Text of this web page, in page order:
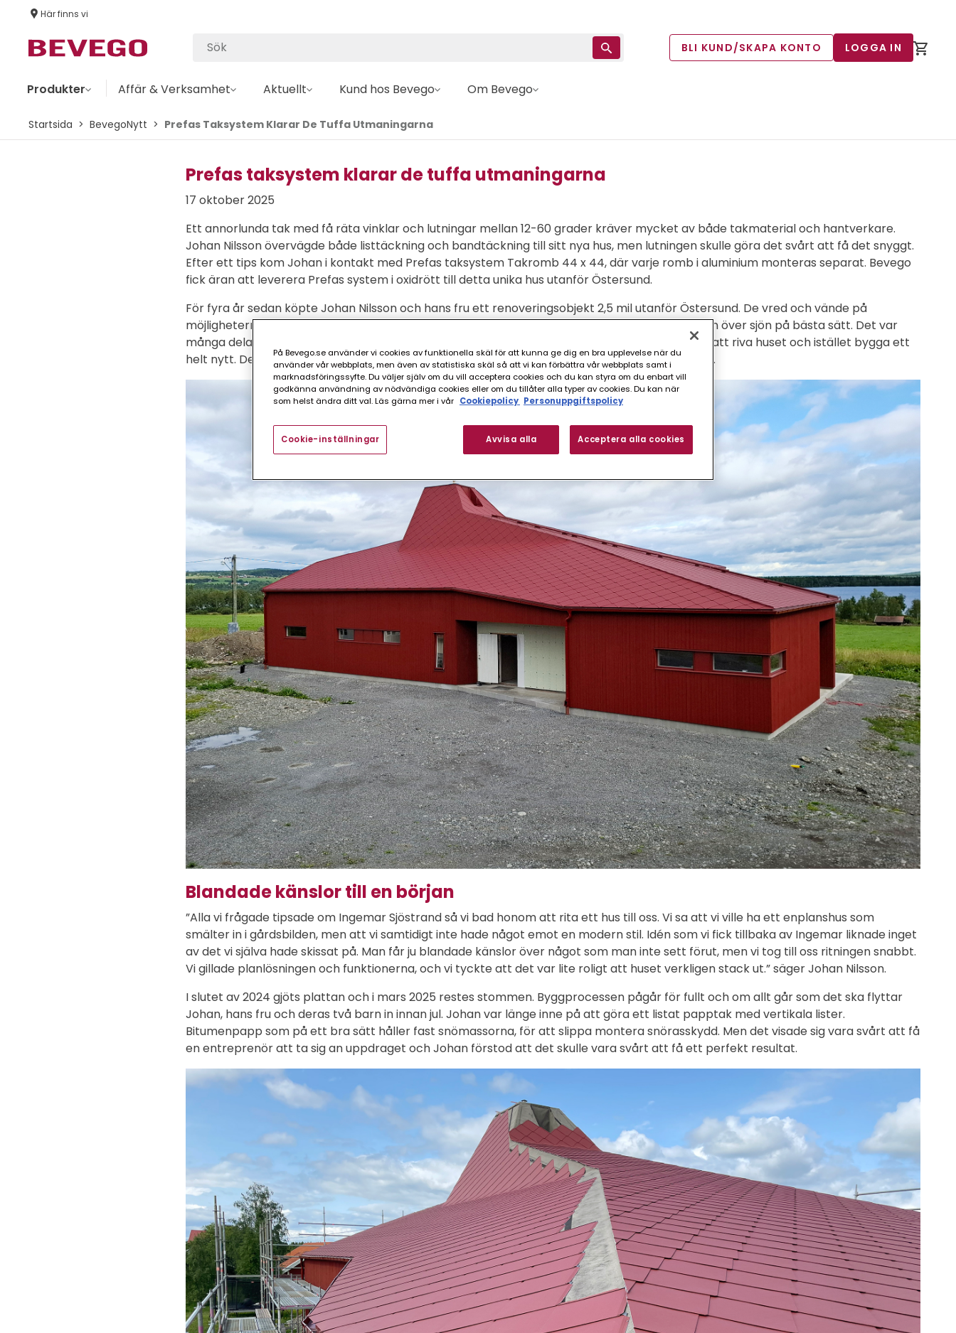
Här finns vi
BLI KUND/SKAPA KONTO LOGGA IN
Produkter Affär & Verksamhet Aktuellt Kund hos Bevego Om Bevego
Startsida BevegoNytt Prefas Taksystem Klarar De Tuffa Utmaningarna
Prefas taksystem klarar de tuffa utmaningarna
17 oktober 2025
Ett annorlunda tak med få räta vinklar och lutningar mellan 12-60 grader kräver mycket av både takmaterial och hantverkare.
Johan Nilsson övervägde både listtäckning och bandtäckning till sitt nya hus, men lutningen skulle göra det svårt att få det snyggt.
Efter ett tips kom Johan i kontakt med Prefas taksystem Takromb 44 x 44, där varje romb i aluminium monteras separat. Bevego
fick äran att leverera Prefas system i oxidrött till detta unika hus utanför Östersund.
För fyra år sedan köpte Johan Nilsson och hans fru ett renoveringsobjekt 2,5 mil utanför Östersund. De vred och vände på
möjligheterna att renovera huset för att få den planlösningen de önskade, och rama in utsikten över sjön på bästa sätt. Det var
många delar på huset som behövde bytas ut, och tillslut landade familjen i att det var enklare att riva huset och istället bygga ett
helt nytt. De frågade då runt efter den bästa arkitekten i Östersund och fick alltid samma svar.
Blandade känslor till en början
”Alla vi frågade tipsade om Ingemar Sjöstrand så vi bad honom att rita ett hus till oss. Vi sa att vi ville ha ett enplanshus som
smälter in i gårdsbilden, men att vi samtidigt inte hade något emot en modern stil. Idén som vi fick tillbaka av Ingemar liknade inget
av det vi själva hade skissat på. Man får ju blandade känslor över något som man inte sett förut, men vi tog till oss ritningen snabbt.
Vi gillade planlösningen och funktionerna, och vi tyckte att det var lite roligt att huset verkligen stack ut.” säger Johan Nilsson.
I slutet av 2024 gjöts plattan och i mars 2025 restes stommen. Byggprocessen pågår för fullt och om allt går som det ska flyttar
Johan, hans fru och deras två barn in innan jul. Johan var länge inne på att göra ett listat papptak med vertikala lister.
Bitumenpapp som på ett bra sätt håller fast snömassorna, för att slippa montera snörasskydd. Men det visade sig vara svårt att få
en entreprenör att ta sig an uppdraget och Johan förstod att det skulle vara svårt att få ett perfekt resultat.
På Bevego.se använder vi cookies av funktionella skäl för att kunna ge dig en bra upplevelse när du
använder vår webbplats, men även av statistiska skäl så att vi kan förbättra vår webbplats samt i
marknadsföringssyfte. Du väljer själv om du vill acceptera cookies och du kan styra om du enbart vill
godkänna användning av nödvändiga cookies eller om du tillåter alla typer av cookies. Du kan när
som helst ändra ditt val. Läs gärna mer i vår Cookiepolicy Personuppgiftspolicy
Avvisa alla Acceptera alla cookies
Cookie-inställningar